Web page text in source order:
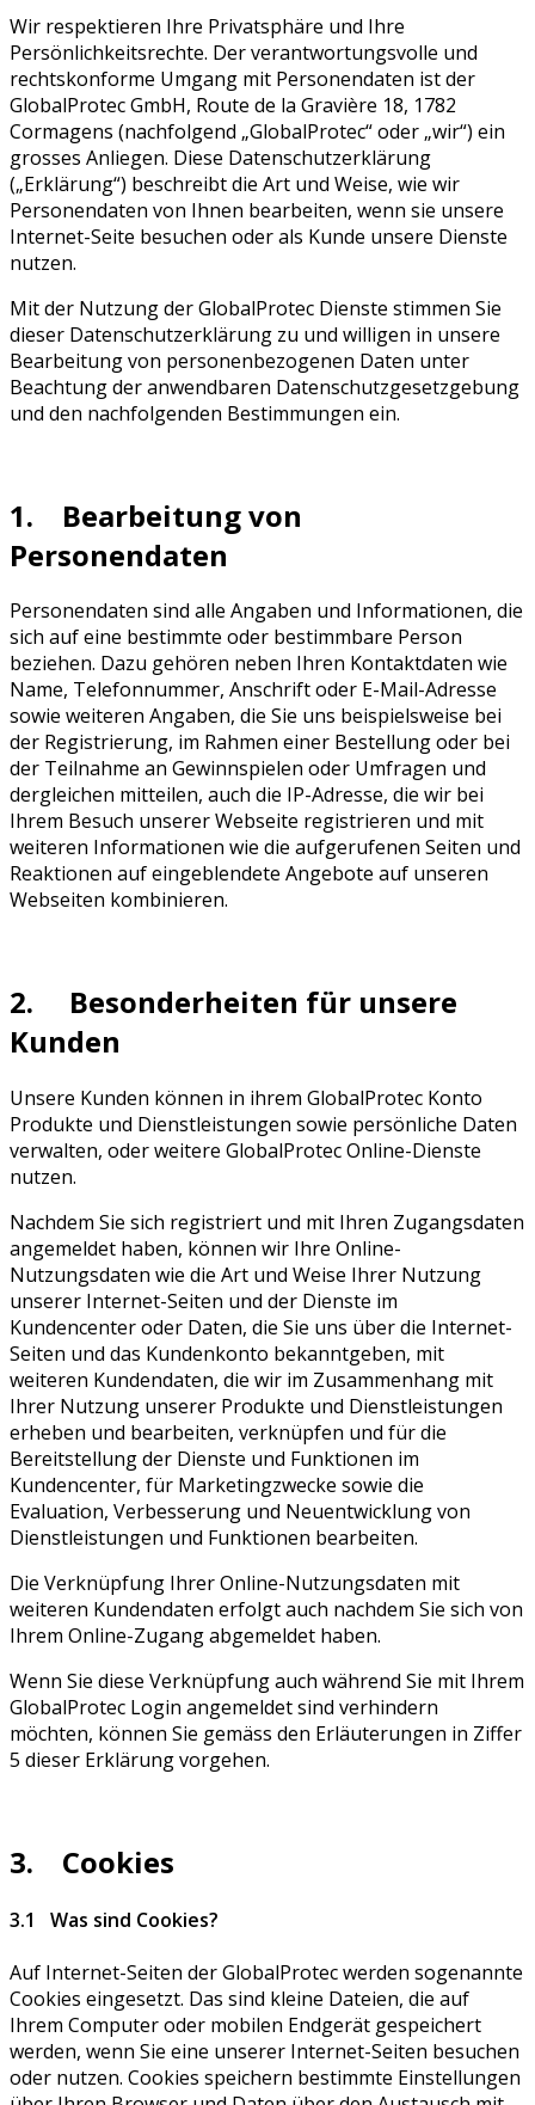
Wir respektieren Ihre Privatsphäre und Ihre
Persönlichkeitsrechte. Der verantwortungsvolle und
rechtskonforme Umgang mit Personendaten ist der
GlobalProtec GmbH, Route de la Gravière 18, 1782
Cormagens (nachfolgend „GlobalProtec“ oder „wir“) ein
grosses Anliegen. Diese Datenschutzerklärung
(„Erklärung“) beschreibt die Art und Weise, wie wir
Personendaten von Ihnen bearbeiten, wenn sie unsere
Internet-Seite besuchen oder als Kunde unsere Dienste
nutzen.
Mit der Nutzung der GlobalProtec Dienste stimmen Sie
dieser Datenschutzerklärung zu und willigen in unsere
Bearbeitung von personenbezogenen Daten unter
Beachtung der anwendbaren Datenschutzgesetzgebung
und den nachfolgenden Bestimmungen ein.
1. Bearbeitung von
Personendaten
Personendaten sind alle Angaben und Informationen, die
sich auf eine bestimmte oder bestimmbare Person
beziehen. Dazu gehören neben Ihren Kontaktdaten wie
Name, Telefonnummer, Anschrift oder E-Mail-Adresse
sowie weiteren Angaben, die Sie uns beispielsweise bei
der Registrierung, im Rahmen einer Bestellung oder bei
der Teilnahme an Gewinnspielen oder Umfragen und
dergleichen mitteilen, auch die IP-Adresse, die wir bei
Ihrem Besuch unserer Webseite registrieren und mit
weiteren Informationen wie die aufgerufenen Seiten und
Reaktionen auf eingeblendete Angebote auf unseren
Webseiten kombinieren.
2. Besonderheiten für unsere
Kunden
Unsere Kunden können in ihrem GlobalProtec Konto
Produkte und Dienstleistungen sowie persönliche Daten
verwalten, oder weitere GlobalProtec Online-Dienste
nutzen.
Nachdem Sie sich registriert und mit Ihren Zugangsdaten
angemeldet haben, können wir Ihre Online-
Nutzungsdaten wie die Art und Weise Ihrer Nutzung
unserer Internet-Seiten und der Dienste im
Kundencenter oder Daten, die Sie uns über die Internet-
Seiten und das Kundenkonto bekanntgeben, mit
weiteren Kundendaten, die wir im Zusammenhang mit
Ihrer Nutzung unserer Produkte und Dienstleistungen
erheben und bearbeiten, verknüpfen und für die
Bereitstellung der Dienste und Funktionen im
Kundencenter, für Marketingzwecke sowie die
Evaluation, Verbesserung und Neuentwicklung von
Dienstleistungen und Funktionen bearbeiten.
Die Verknüpfung Ihrer Online-Nutzungsdaten mit
weiteren Kundendaten erfolgt auch nachdem Sie sich von
Ihrem Online-Zugang abgemeldet haben.
Wenn Sie diese Verknüpfung auch während Sie mit Ihrem
GlobalProtec Login angemeldet sind verhindern
möchten, können Sie gemäss den Erläuterungen in Ziffer
5 dieser Erklärung vorgehen.
3. Cookies
3.1 Was sind Cookies?
Auf Internet-Seiten der GlobalProtec werden sogenannte
Cookies eingesetzt. Das sind kleine Dateien, die auf
Ihrem Computer oder mobilen Endgerät gespeichert
werden, wenn Sie eine unserer Internet-Seiten besuchen
oder nutzen. Cookies speichern bestimmte Einstellungen